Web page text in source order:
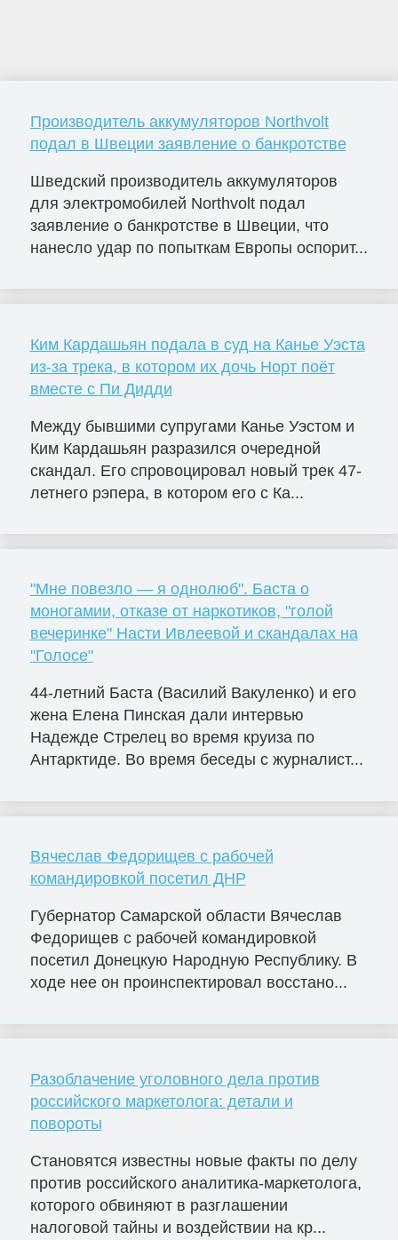
Производитель аккумуляторов Northvolt
подал в Швеции заявление о банкротстве
Шведский производитель аккумуляторов
для электромобилей Northvolt подал
заявление о банкротстве в Швеции, что
нанесло удар по попыткам Европы оспорит...
Ким Кардашьян подала в суд на Канье Уэста
из-за трека, в котором их дочь Норт поёт
вместе с Пи Дидди
Между бывшими супругами Канье Уэстом и
Ким Кардашьян разразился очередной
скандал. Его спровоцировал новый трек 47-
летнего рэпера, в котором его с Ка...
"Мне повезло — я однолюб". Баста о
моногамии, отказе от наркотиков, "голой
вечеринке" Насти Ивлеевой и скандалах на
"Голосе"
44-летний Баста (Василий Вакуленко) и его
жена Елена Пинская дали интервью
Надежде Стрелец во время круиза по
Антарктиде. Во время беседы с журналист...
Вячеслав Федорищев с рабочей
командировкой посетил ДНР
Губернатор Самарской области Вячеслав
Федорищев с рабочей командировкой
посетил Донецкую Народную Республику. В
ходе нее он проинспектировал восстано...
Разоблачение уголовного дела против
российского маркетолога: детали и
повороты
Становятся известны новые факты по делу
против российского аналитика-маркетолога,
которого обвиняют в разглашении
налоговой тайны и воздействии на кр...